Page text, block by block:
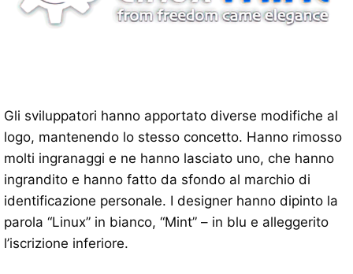
Gli sviluppatori hanno apportato diverse modifiche al
logo, mantenendo lo stesso concetto. Hanno rimosso
molti ingranaggi e ne hanno lasciato uno, che hanno
ingrandito e hanno fatto da sfondo al marchio di
identificazione personale. I designer hanno dipinto la
parola “Linux” in bianco, “Mint” – in blu e alleggerito
l’iscrizione inferiore.